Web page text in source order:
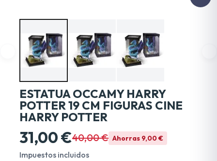
ESTATUA OCCAMY HARRY
POTTER 19 CM FIGURAS CINE
HARRY POTTER
31,00 €40,00 € Ahorras 9,00 €
Impuestos incluidos